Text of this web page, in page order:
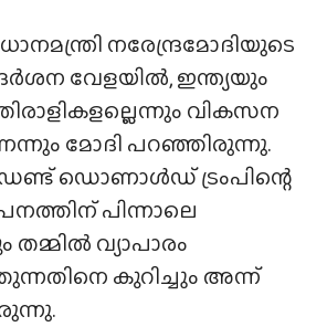
നരേന്ദ്രമോദിയുടെ
വേളയിൽ, ഇന്ത്യയും
വികസന
മോദി പറഞ്ഞിരുന്നു.
ഡൊണാൾഡ് ട്രംപിന്റെ
പിന്നാലെ
വ്യാപാരം
കുറിച്ചും അന്ന്